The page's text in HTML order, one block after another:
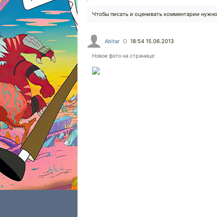
Чтобы писать и оценивать комментарии нужно
Abitar ○ 18:54 15.06.2013
Новое фото на странице: